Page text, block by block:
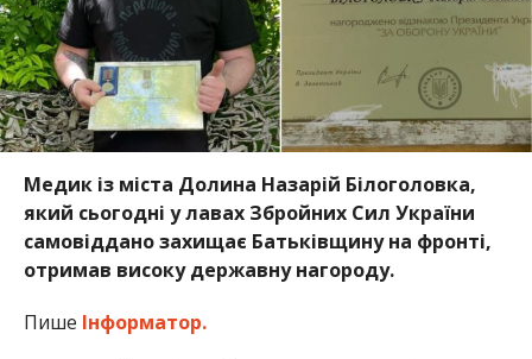
Медик із міста Долина Назарій Білоголовка,
який сьогодні у лавах Збройних Сил України
самовіддано захищає Батьківщину на фронті,
отримав високу державну нагороду.
Пише Інформатор.